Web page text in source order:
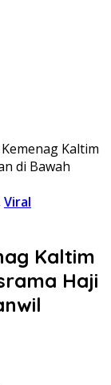
Kaltim
di Bawah
Viral
Kaltim
Haji